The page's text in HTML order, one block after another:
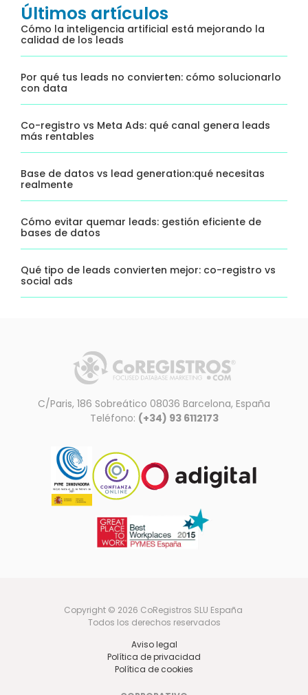
Últimos artículos
Cómo la inteligencia artificial está mejorando la
calidad de los leads
Por qué tus leads no convierten: cómo solucionarlo
con data
Co-registro vs Meta Ads: qué canal genera leads
más rentables
Base de datos vs lead generation:qué necesitas
realmente
Cómo evitar quemar leads: gestión eficiente de
bases de datos
Qué tipo de leads convierten mejor: co-registro vs
social ads
C/Paris, 186 Sobreático 08036 Barcelona, España
Teléfono: (+34) 93 6112173
Copyright © 2026 CoRegistros SLU España
Todos los derechos reservados
Aviso legal
Política de privacidad
Política de cookies